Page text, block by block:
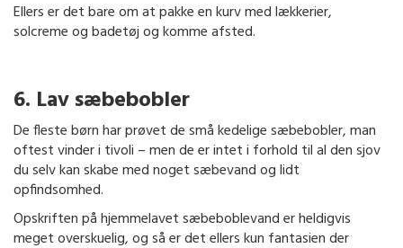
Ellers er det bare om at pakke en kurv med lækkerier,
solcreme og badetøj og komme afsted.
6. Lav sæbebobler
De fleste børn har prøvet de små kedelige sæbebobler, man
oftest vinder i tivoli – men de er intet i forhold til al den sjov
du selv kan skabe med noget sæbevand og lidt
opfindsomhed.
Opskriften på hjemmelavet sæbeboblevand er heldigvis
meget overskuelig, og så er det ellers kun fantasien der